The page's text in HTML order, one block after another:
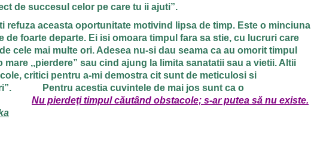
de succesul celor pe care tu ii ajuti”.
refuza aceasta oportunitate motivind lipsa de timp. Este o minciuna
de foarte departe. Ei isi omoara timpul fara sa stie, cu lucruri care
cele mai multe ori. Adesea nu-si dau seama ca au omorit timpul
mare ,,pierdere” sau cind ajung la limita sanatatii sau a vietii. Altii
critici pentru a-mi demostra cit sunt de meticulosi si
Pentru acestia cuvintele de mai jos sunt ca o
Nu pierdeţi timpul căutând obstacole; s-ar putea să nu existe.